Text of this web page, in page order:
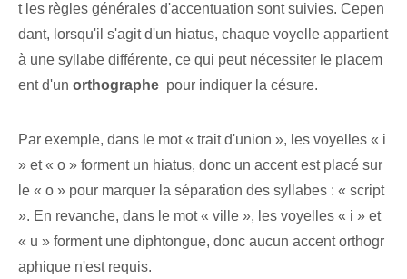
t les règles générales d'accentuation sont suivies. Cepen
dant, lorsqu'il s'agit d'un hiatus, chaque voyelle appartient
à une syllabe différente, ce qui peut nécessiter le placem
ent d'un orthographe ‌ pour⁢ indiquer la césure.
Par exemple, dans le mot « trait d'union », les voyelles « i
» et « o » forment un hiatus, donc un accent est placé sur
le « o » pour marquer la séparation des syllabes : « script
». En revanche,⁣ dans le mot « ville », les voyelles « i » et
« u » forment une diphtongue, donc aucun accent orthogr
aphique n'est requis.